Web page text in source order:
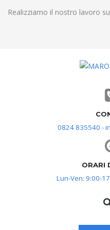
Realizziamo il nostro lavoro
0824 835540 -
ORARI
Lun-Ven: 9:00-